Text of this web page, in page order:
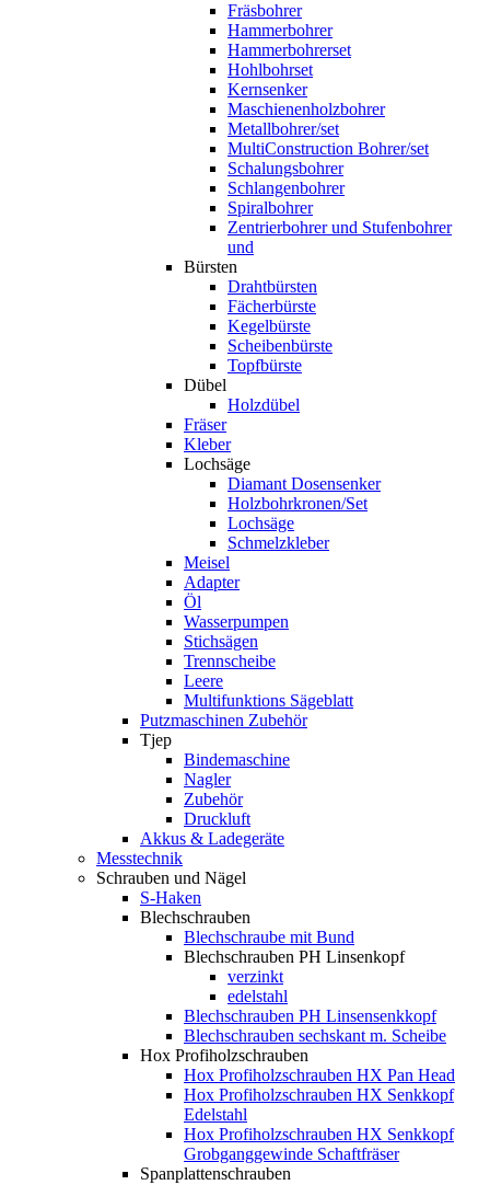
Fräsbohrer
Hammerbohrer
Hammerbohrerset
Hohlbohrset
Kernsenker
Maschienenholzbohrer
Metallbohrer/set
MultiConstruction Bohrer/set
Schalungsbohrer
Schlangenbohrer
Spiralbohrer
Zentrierbohrer und Stufenbohrer
und
Bürsten
Drahtbürsten
Fächerbürste
Kegelbürste
Scheibenbürste
Topfbürste
Dübel
Holzdübel
Fräser
Kleber
Lochsäge
Diamant Dosensenker
Holzbohrkronen/Set
Lochsäge
Schmelzkleber
Meisel
Adapter
Öl
Wasserpumpen
Stichsägen
Trennscheibe
Leere
Multifunktions Sägeblatt
Putzmaschinen Zubehör
Tjep
Bindemaschine
Nagler
Zubehör
Druckluft
Akkus & Ladegeräte
Messtechnik
Schrauben und Nägel
S-Haken
Blechschrauben
Blechschraube mit Bund
Blechschrauben PH Linsenkopf
verzinkt
edelstahl
Blechschrauben PH Linsensenkkopf
Blechschrauben sechskant m. Scheibe
Hox Profiholzschrauben
Hox Profiholzschrauben HX Pan Head
Hox Profiholzschrauben HX Senkkopf
Edelstahl
Hox Profiholzschrauben HX Senkkopf
Grobganggewinde Schaftfräser
Spanplattenschrauben